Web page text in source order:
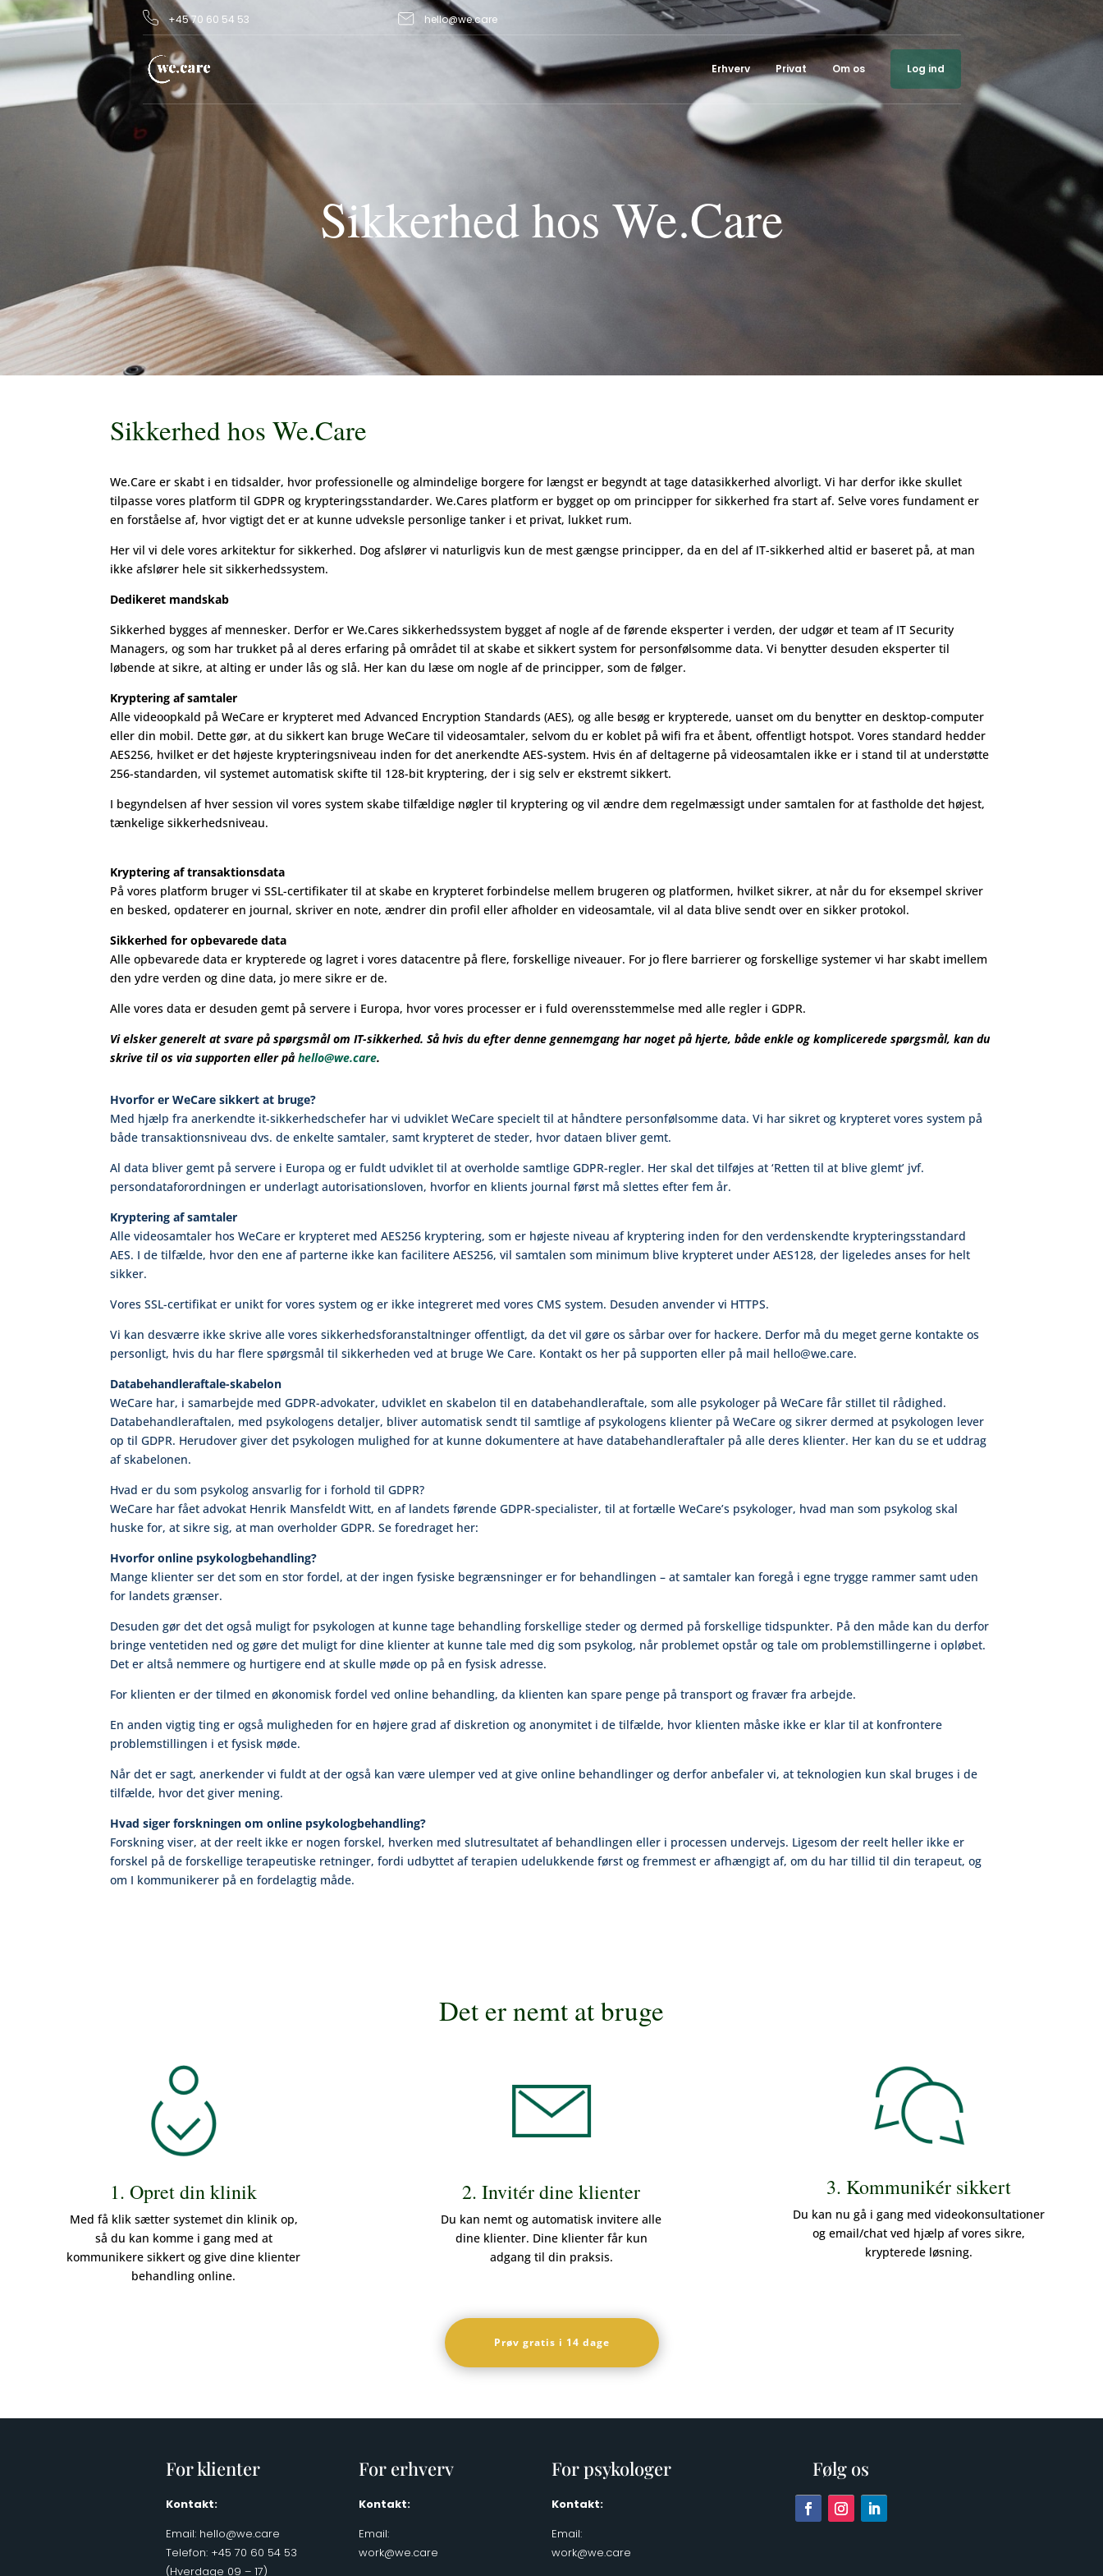
+45 70 60 54 53 hello@we.care
Erhverv Privat Om os Log ind
Sikkerhed hos We.Care
Sikkerhed hos We.Care
We.Care er skabt i en tidsalder, hvor professionelle og almindelige borgere for længst er begyndt at tage datasikkerhed alvorligt. Vi har derfor ikke skullet
tilpasse vores platform til GDPR og krypteringsstandarder. We.Cares platform er bygget op om principper for sikkerhed fra start af. Selve vores fundament er
en forståelse af, hvor vigtigt det er at kunne udveksle personlige tanker i et privat, lukket rum.
Her vil vi dele vores arkitektur for sikkerhed. Dog afslører vi naturligvis kun de mest gængse principper, da en del af IT-sikkerhed altid er baseret på, at man
ikke afslører hele sit sikkerhedssystem.
Dedikeret mandskab
Sikkerhed bygges af mennesker. Derfor er We.Cares sikkerhedssystem bygget af nogle af de førende eksperter i verden, der udgør et team af IT Security
Managers, og som har trukket på al deres erfaring på området til at skabe et sikkert system for personfølsomme data. Vi benytter desuden eksperter til
løbende at sikre, at alting er under lås og slå. Her kan du læse om nogle af de principper, som de følger.
Kryptering af samtaler
Alle videoopkald på WeCare er krypteret med Advanced Encryption Standards (AES), og alle besøg er krypterede, uanset om du benytter en desktop-computer
eller din mobil. Dette gør, at du sikkert kan bruge WeCare til videosamtaler, selvom du er koblet på wifi fra et åbent, offentligt hotspot. Vores standard hedder
AES256, hvilket er det højeste krypteringsniveau inden for det anerkendte AES-system. Hvis én af deltagerne på videosamtalen ikke er i stand til at understøtte
256-standarden, vil systemet automatisk skifte til 128-bit kryptering, der i sig selv er ekstremt sikkert.
I begyndelsen af ​​hver session vil vores system skabe tilfældige nøgler til kryptering og vil ændre dem regelmæssigt under samtalen for at fastholde det højest,
tænkelige sikkerhedsniveau.
Kryptering af transaktionsdata
På vores platform bruger vi SSL-certifikater til at skabe en krypteret forbindelse mellem brugeren og platformen, hvilket sikrer, at når du for eksempel skriver
en besked, opdaterer en journal, skriver en note, ændrer din profil eller afholder en videosamtale, vil al data blive sendt over en sikker protokol.
Sikkerhed for opbevarede data
Alle opbevarede data er krypterede og lagret i vores datacentre på flere, forskellige niveauer. For jo flere barrierer og forskellige systemer vi har skabt imellem
den ydre verden og dine data, jo mere sikre er de.
Alle vores data er desuden gemt på servere i Europa, hvor vores processer er i fuld overensstemmelse med alle regler i GDPR.
Vi elsker generelt at svare på spørgsmål om IT-sikkerhed. Så hvis du efter denne gennemgang har noget på hjerte, både enkle og komplicerede spørgsmål, kan du
skrive til os via supporten eller påhello@we.care.
Hvorfor er WeCare sikkert at bruge?
Med hjælp fra anerkendte it-sikkerhedschefer har vi udviklet WeCare specielt til at håndtere personfølsomme data. Vi har sikret og krypteret vores system på
både transaktionsniveau dvs. de enkelte samtaler, samt krypteret de steder, hvor dataen bliver gemt.
Al data bliver gemt på servere i Europa og er fuldt udviklet til at overholde samtlige GDPR-regler. Her skal det tilføjes at ‘Retten til at blive glemt’ jvf.
persondataforordningen er underlagt autorisationsloven, hvorfor en klients journal først må slettes efter fem år.
Kryptering af samtaler
Alle videosamtaler hos WeCare er krypteret med AES256 kryptering, som er højeste niveau af kryptering inden for den verdenskendte krypteringsstandard
AES. I de tilfælde, hvor den ene af parterne ikke kan facilitere AES256, vil samtalen som minimum blive krypteret under AES128, der ligeledes anses for helt
sikker.
Vores SSL-certifikat er unikt for vores system og er ikke integreret med vores CMS system. Desuden anvender vi HTTPS.
Vi kan desværre ikke skrive alle vores sikkerhedsforanstaltninger offentligt, da det vil gøre os sårbar over for hackere. Derfor må du meget gerne kontakte os
personligt, hvis du har flere spørgsmål til sikkerheden ved at bruge We Care. Kontakt os her på supporten eller på mail hello@we.care.
Databehandleraftale-skabelon
WeCare har, i samarbejde med GDPR-advokater, udviklet en skabelon til en databehandleraftale, som alle psykologer på WeCare får stillet til rådighed.
Databehandleraftalen, med psykologens detaljer, bliver automatisk sendt til samtlige af psykologens klienter på WeCare og sikrer dermed at psykologen lever
op til GDPR. Herudover giver det psykologen mulighed for at kunne dokumentere at have databehandleraftaler på alle deres klienter. Her kan du se et uddrag
af skabelonen.
Hvad er du som psykolog ansvarlig for i forhold til GDPR?
WeCare har fået advokat Henrik Mansfeldt Witt, en af landets førende GDPR-specialister, til at fortælle WeCare’s psykologer, hvad man som psykolog skal
huske for, at sikre sig, at man overholder GDPR. Se foredraget her:
Hvorfor online psykologbehandling?
Mange klienter ser det som en stor fordel, at der ingen fysiske begrænsninger er for behandlingen – at samtaler kan foregå i egne trygge rammer samt uden
for landets grænser.
Desuden gør det det også muligt for psykologen at kunne tage behandling forskellige steder og dermed på forskellige tidspunkter. På den måde kan du derfor
bringe ventetiden ned og gøre det muligt for dine klienter at kunne tale med dig som psykolog, når problemet opstår og tale om problemstillingerne i opløbet.
Det er altså nemmere og hurtigere end at skulle møde op på en fysisk adresse.
For klienten er der tilmed en økonomisk fordel ved online behandling, da klienten kan spare penge på transport og fravær fra arbejde.
En anden vigtig ting er også muligheden for en højere grad af diskretion og anonymitet i de tilfælde, hvor klienten måske ikke er klar til at konfrontere
problemstillingen i et fysisk møde.
Når det er sagt, anerkender vi fuldt at der også kan være ulemper ved at give online behandlinger og derfor anbefaler vi, at teknologien kun skal bruges i de
tilfælde, hvor det giver mening.
Hvad siger forskningen om online psykologbehandling?
Forskning viser, at der reelt ikke er nogen forskel, hverken med slutresultatet af behandlingen eller i processen undervejs. Ligesom der reelt heller ikke er
forskel på de forskellige terapeutiske retninger, fordi udbyttet af terapien udelukkende først og fremmest er afhængigt af, om du har tillid til din terapeut, og
om I kommunikerer på en fordelagtig måde.
Det er nemt at bruge
1. Opret din klinik
Med få klik sætter systemet din klinik op,
så du kan komme i gang med at
kommunikere sikkert og give dine klienter
behandling online.
2. Invitér dine klienter
Du kan nemt og automatisk invitere alle
dine klienter. Dine klienter får kun
adgang til din praksis.
3. Kommunikér sikkert
Du kan nu gå i gang med videokonsultationer
og email/chat ved hjælp af vores sikre,
krypterede løsning.
Prøv gratis i 14 dage
For klienter
Kontakt:
Email: hello@we.care
Telefon: +45 70 60 54 53
(Hverdage 09 – 17)
For erhverv
Kontakt:
Email:
work@we.care
For psykologer
Kontakt:
Email:
work@we.care
Følg os